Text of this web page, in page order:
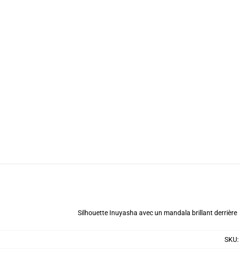
Silhouette Inuyasha avec un mandala brillant derrière
SKU: